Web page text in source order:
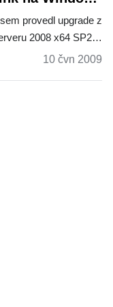
2008 R2 RC
provedl upgrade z
2008 x64 SP2…
10 čvn 2009